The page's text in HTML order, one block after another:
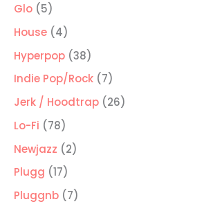
Glo 55
productos
House 44
productos
Hyperpop 3838
productos
Indie Pop/Rock 77
productos
Jerk / Hoodtrap 2626
Lo-Fi 7878
productos
Newjazz 22
Plugg 1717
productos
Pluggnb 77